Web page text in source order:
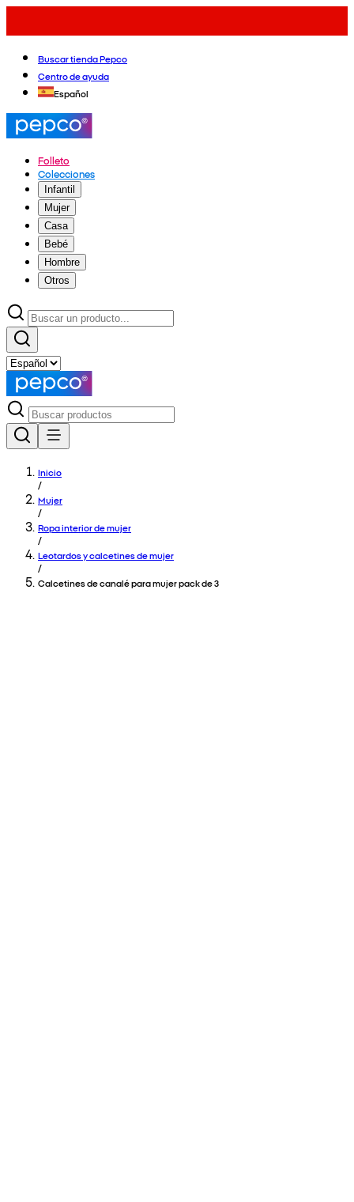
Buscar tienda Pepco
Centro de ayuda
Español
Folleto
Colecciones
Infantil
Mujer
Casa
Bebé
Hombre
Otros
Inicio
/
Mujer
/
Ropa interior de mujer
/
Leotardos y calcetines de mujer
/
Calcetines de canalé para mujer pack de 3